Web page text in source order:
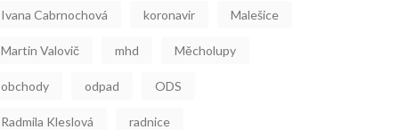
Ivana Cabrnochová koronavir Malešice
Martin Valovič mhd Měcholupy
obchody odpad ODS
Radmila Kleslová radnice